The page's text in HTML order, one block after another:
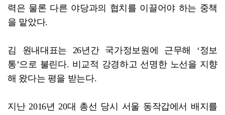
력은 물론 다른 야당과의 협치를 이끌어야 하는 중책
을 맡았다.
김 원내대표는 26년간 국가정보원에 근무해 ‘정보
통’으로 불린다. 비교적 강경하고 선명한 노선을 지향
해 왔다는 평을 받는다.
지난 2016년 20대 총선 당시 서울 동작갑에서 배지를